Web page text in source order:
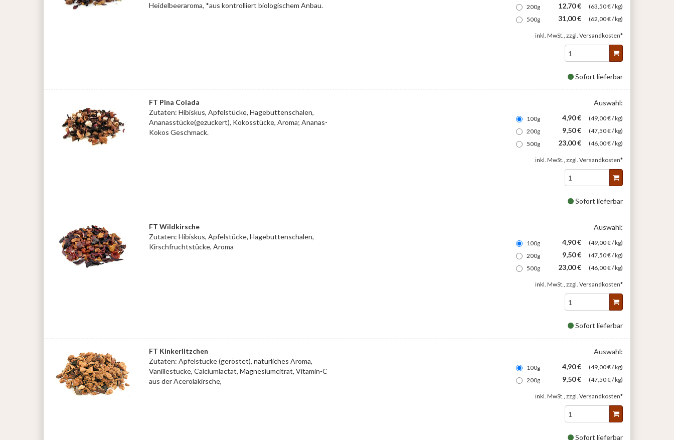
Heidelbeeraroma, *aus kontrolliert biologischem Anbau.
200g
12,70 €
(63,50 € / kg)
500g
31,00 € (62,00 € / kg)
inkl. MwSt., zzgl. Versandkosten*
Sofort lieferbar
FT Pina Colada
Zutaten: Hibiskus, Apfelstücke, Hagebuttenschalen,
Ananasstücke(gezuckert), Kokosstücke, Aroma; Ananas-
Kokos Geschmack.
Auswahl:
100g 4,90 €
(49,00 € / kg)
200g
9,50 €
(47,50 € / kg)
500g
23,00 € (46,00 € / kg)
inkl. MwSt., zzgl. Versandkosten*
Sofort lieferbar
FT Wildkirsche
Zutaten: Hibiskus, Apfelstücke, Hagebuttenschalen,
Kirschfruchtstücke, Aroma
Auswahl:
100g 4,90 €
(49,00 € / kg)
200g
9,50 €
(47,50 € / kg)
500g
23,00 € (46,00 € / kg)
inkl. MwSt., zzgl. Versandkosten*
Sofort lieferbar
FT Kinkerlitzchen
Zutaten: Apfelstücke (geröstet), natürliches Aroma,
Vanillestücke, Calciumlactat, Magnesiumcitrat, Vitamin-C
aus der Acerolakirsche,
Auswahl:
100g 4,90 €
(49,00 € / kg)
200g
9,50 € (47,50 € / kg)
inkl. MwSt., zzgl. Versandkosten*
Sofort lieferbar